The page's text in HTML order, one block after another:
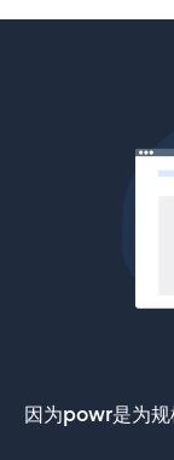
因为powr是为规